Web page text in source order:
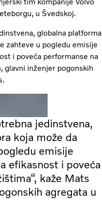
tim kompanije Volvo
u Švedskoj.
globalna platforma
zahteve u pogledu emisije
i poveća performanse na
glavni inženjer pogonskih
jedinstvena,
koja može da
emisije
efikasnost i poveća
kaže Mats
agregata u